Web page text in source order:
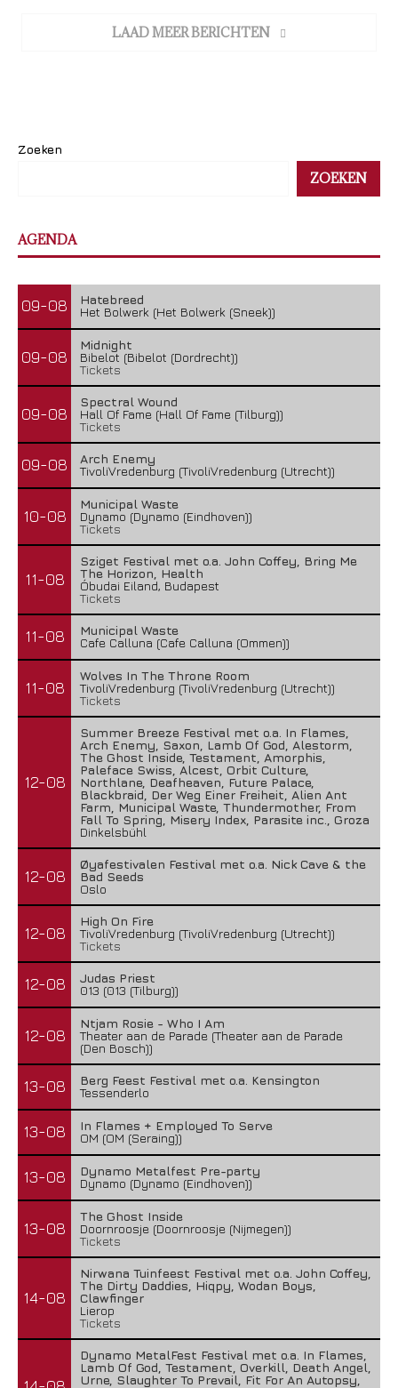
LAAD MEER BERICHTEN
Zoeken
ZOEKEN
AGENDA
09-08
Hatebreed
Het Bolwerk (Het Bolwerk (Sneek))
09-08
Midnight
Bibelot (Bibelot (Dordrecht))
Tickets
09-08
Spectral Wound
Hall Of Fame (Hall Of Fame (Tilburg))
Tickets
09-08
Arch Enemy
TivoliVredenburg (TivoliVredenburg (Utrecht))
10-08
Municipal Waste
Dynamo (Dynamo (Eindhoven))
Tickets
11-08
Sziget Festival met o.a. John Coffey, Bring Me
The Horizon, Health
Óbudai Eiland, Budapest
Tickets
11-08
Municipal Waste
Cafe Calluna (Cafe Calluna (Ommen))
11-08
Wolves In The Throne Room
TivoliVredenburg (TivoliVredenburg (Utrecht))
Tickets
12-08
Summer Breeze Festival met o.a. In Flames,
Arch Enemy, Saxon, Lamb Of God, Alestorm,
The Ghost Inside, Testament, Amorphis,
Paleface Swiss, Alcest, Orbit Culture,
Northlane, Deafheaven, Future Palace,
Blackbraid, Der Weg Einer Freiheit, Alien Ant
Farm, Municipal Waste, Thundermother, From
Fall To Spring, Misery Index, Parasite inc., Groza
Dinkelsbühl
12-08
Øyafestivalen Festival met o.a. Nick Cave & the
Bad Seeds
Oslo
12-08
High On Fire
TivoliVredenburg (TivoliVredenburg (Utrecht))
Tickets
12-08
Judas Priest
013 (013 (Tilburg))
12-08
Ntjam Rosie - Who I Am
Theater aan de Parade (Theater aan de Parade
(Den Bosch))
13-08
Berg Feest Festival met o.a. Kensington
Tessenderlo
13-08
In Flames + Employed To Serve
OM (OM (Seraing))
13-08
Dynamo Metalfest Pre-party
Dynamo (Dynamo (Eindhoven))
13-08
The Ghost Inside
Doornroosje (Doornroosje (Nijmegen))
Tickets
14-08
Nirwana Tuinfeest Festival met o.a. John Coffey,
The Dirty Daddies, Hiqpy, Wodan Boys,
Clawfinger
Lierop
Tickets
Dynamo MetalFest Festival met o.a. In Flames,
Lamb Of God, Testament, Overkill, Death Angel,
Urne, Slaughter To Prevail, Fit For An Autopsy,